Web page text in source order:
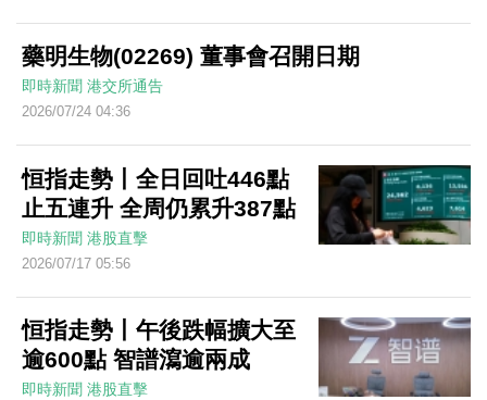
藥明生物(02269) 董事會召開日期
即時新聞 港交所通告
2026/07/24 04:36
恒指走勢丨全日回吐446點
止五連升 全周仍累升387點
即時新聞 港股直擊
2026/07/17 05:56
恒指走勢丨午後跌幅擴大至
逾600點 智譜瀉逾兩成
即時新聞 港股直擊